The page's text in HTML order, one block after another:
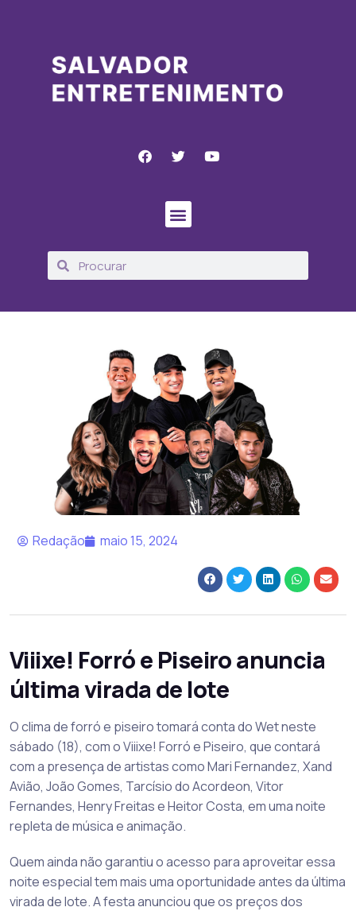
Redação maio 15, 2024
Viiixe! Forró e Piseiro anuncia
última virada de lote
O clima de forró e piseiro tomará conta do Wet neste
sábado (18), com o Viiixe! Forró e Piseiro, que contará
com a presença de artistas como Mari Fernandez, Xand
Avião, João Gomes, Tarcísio do Acordeon, Vitor
Fernandes, Henry Freitas e Heitor Costa, em uma noite
repleta de música e animação.
Quem ainda não garantiu o acesso para aproveitar essa
noite especial tem mais uma oportunidade antes da última
virada de lote. A festa anunciou que os preços dos